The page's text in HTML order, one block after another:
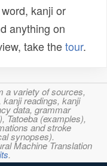
kanji or
anything on
take thetour.
a variety of sources,
readings, kanji
data, grammar
Tatoeba (examples),
and stroke
synopses).
Machine Translation
.